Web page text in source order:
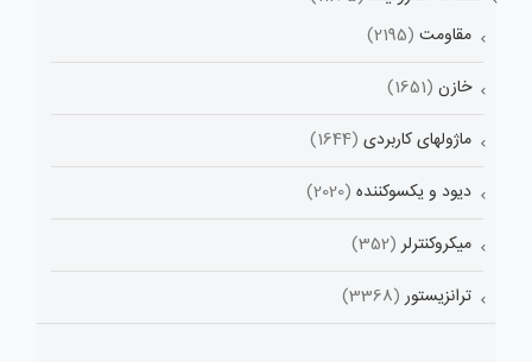
مقاومت (2195)
خازن (1651)
ماژولهای کاربردی (1644)
دیود و یکسوکننده (2020)
میکروکنترلر (352)
ترانزیستور (3368)